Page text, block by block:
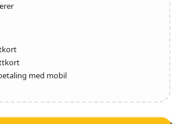
med mobil